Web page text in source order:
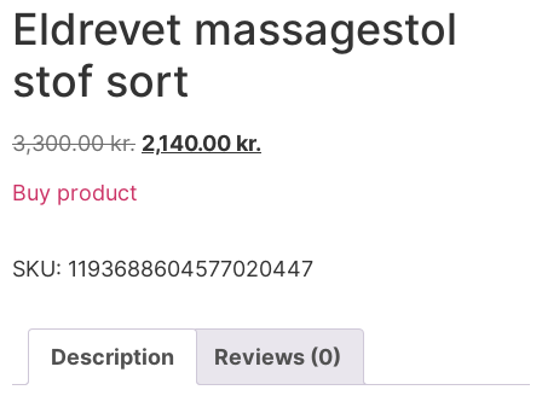
Eldrevet massagestol
stof sort
3,300.00kr. 2,140.00 kr.
Buy product
SKU: 1193688604577020447
Description Reviews (0)